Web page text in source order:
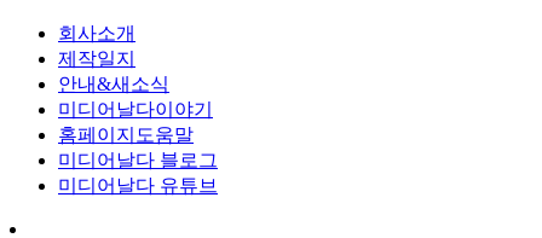
회사소개
제작일지
안내&새소식
미디어날다이야기
홈페이지도움말
미디어날다 블로그
미디어날다 유튜브